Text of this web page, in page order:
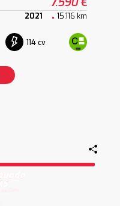
2021 15.116 km
114 cv